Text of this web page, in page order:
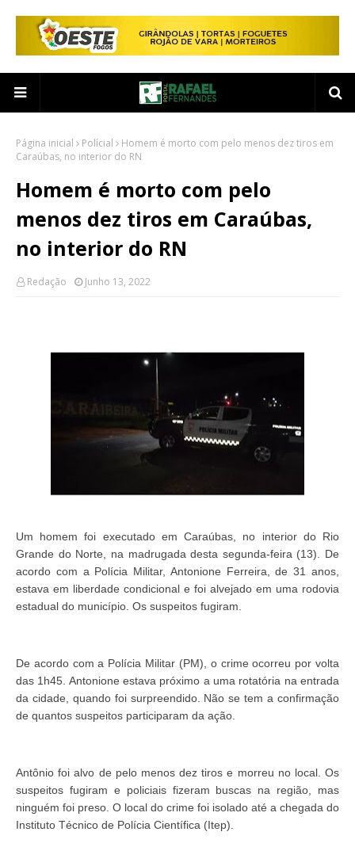
Página inicial Polícial
Homem é morto com pelo menos dez tiros em
Caraúbas, no interior do RN
Homem é morto com pelo
menos dez tiros em Caraúbas,
no interior do RN
Redação Junho 13, 2022
Um homem foi executado em Caraúbas, no interior do Rio
Grande do Norte, na madrugada desta segunda-feira (13). De
acordo com a Polícia Militar, Antonione Ferreira, de 31 anos,
estava em liberdade condicional e foi alvejado em uma rodovia
estadual do município. Os suspeitos fugiram.
De acordo com a Polícia Militar (PM), o crime ocorreu por volta
das 1h45. Antonione estava próximo a uma rotatória na entrada
da cidade, quando foi surpreendido. Não se tem a confirmação
de quantos suspeitos participaram da ação.
Antônio foi alvo de pelo menos dez tiros e morreu no local. Os
suspeitos fugiram e policiais fizeram buscas na região, mas
ninguém foi preso. O local do crime foi isolado até a chegada do
Instituto Técnico de Polícia Científica (Itep).